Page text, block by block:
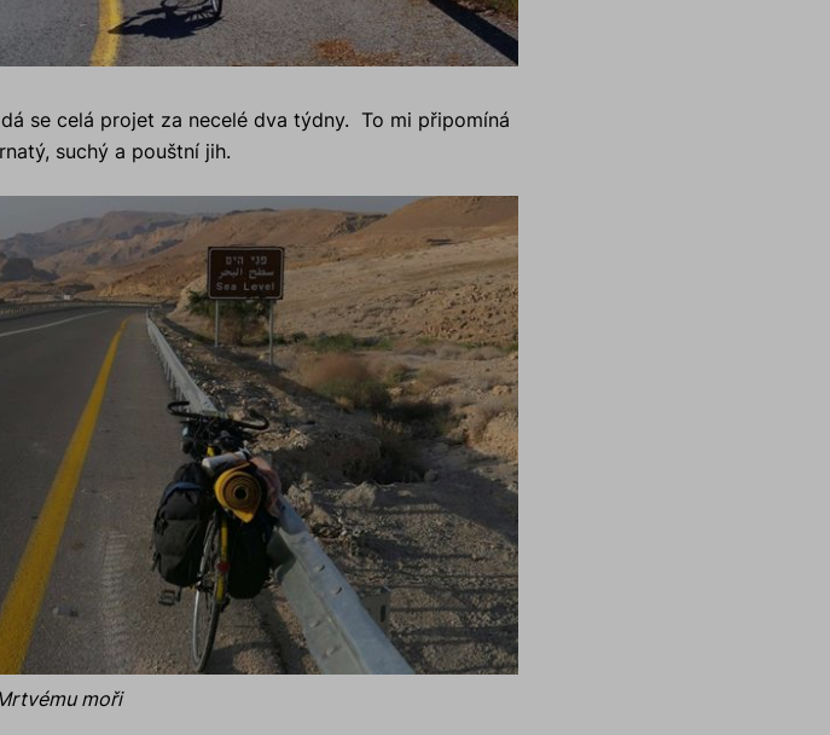
se celá projet za necelé dva týdny. To mi připomíná
suchý a pouštní jih.
moři